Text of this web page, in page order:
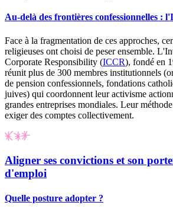
Au-delà des frontières confessionnelles :
Face à la fragmentation de ces approches,
religieuses ont choisi de peser ensemble. L'
Corporate Responsibility (ICCR), fondé en
réunit plus de 300 membres institutionnels
de pension confessionnels, fondations
juives) qui coordonnent leur activisme
grandes entreprises mondiales. Leur
exiger des comptes collectivement.
Aligner ses convictions et son
d'emploi
Quelle posture adopter ?